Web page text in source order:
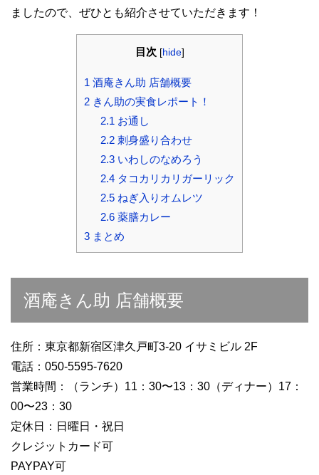
ましたので、ぜひとも紹介させていただきます！
目次 [hide]
1 酒庵きん助 店舗概要
2 きん助の実食レポート！
2.1 お通し
2.2刺身盛り合わせ
2.3いわしのなめろう
2.4タコカリカリガーリック
2.5ねぎ入りオムレツ
2.6薬膳カレー
3 まとめ
酒庵きん助 店舗概要
住所：東京都新宿区津久戸町3-20 イサミビル 2F
電話：050-5595-7620
営業時間：（ランチ）11：30〜13：30（ディナー）17：
00〜23：30
定休日：日曜日・祝日
クレジットカード可
PAYPAY可